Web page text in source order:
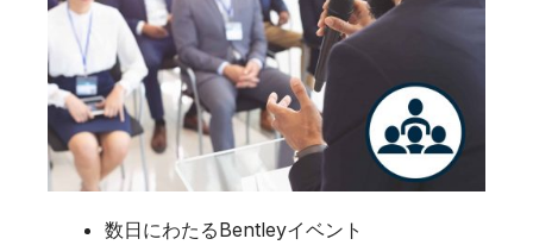
数日にわたるBentleyイベント